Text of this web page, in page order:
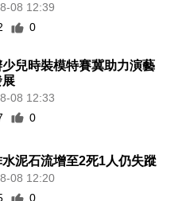
08 12:39
0
少兒時裝模特賽冀助力演藝
展
08 12:33
0
水泥石流增至2死1人仍失蹤
08 12:20
0